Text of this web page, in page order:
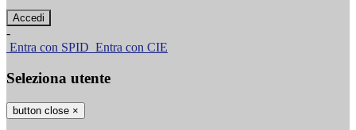
-
Entra con SPID Entra con CIE
Seleziona utente
button close ×